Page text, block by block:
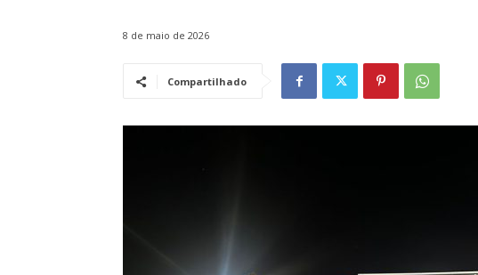
8 de maio de 2026
Compartilhado